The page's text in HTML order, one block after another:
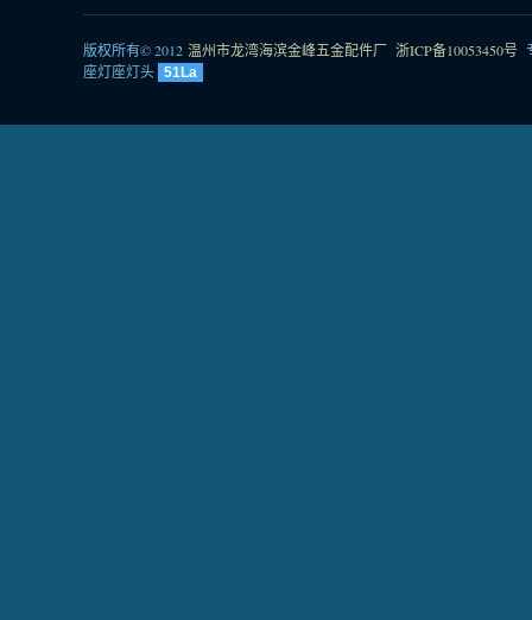
版权所有© 2012 温州市龙湾海滨金峰五金配件厂 浙ICP备10053450号
座灯座灯头 51La